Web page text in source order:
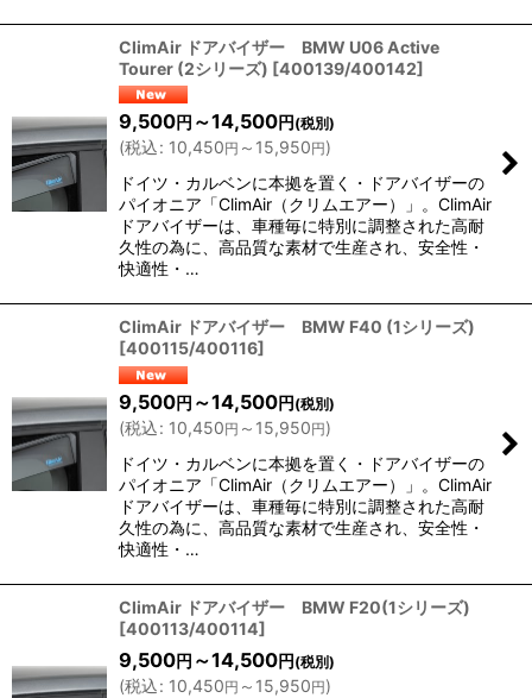
ClimAir ドアバイザー BMW U06 Active
Tourer (2シリーズ) [400139/400142]
9,500円 ～14,500円 (税別)
(税込: 10,450円 ～15,950円)
ドイツ・カルベンに本拠を置く・ドアバイザーの
パイオニア「ClimAir（クリムエアー）」。ClimAir
ドアバイザーは、車種毎に特別に調整された高耐
久性の為に、高品質な素材で生産され、安全性・
快適性・…
ClimAir ドアバイザー BMW F40 (1シリーズ)
[400115/400116]
9,500円 ～14,500円 (税別)
(税込: 10,450円 ～15,950円)
ドイツ・カルベンに本拠を置く・ドアバイザーの
パイオニア「ClimAir（クリムエアー）」。ClimAir
ドアバイザーは、車種毎に特別に調整された高耐
久性の為に、高品質な素材で生産され、安全性・
快適性・…
ClimAir ドアバイザー BMW F20(1シリーズ)
[400113/400114]
9,500円 ～14,500円 (税別)
(税込: 10,450円 ～15,950円)